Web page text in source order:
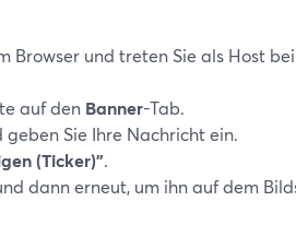
Browser und treten Sie als Host
auf den Banner-Tab.
geben Sie Ihre Nachricht ein.
(Ticker)”.
dann erneut, um ihn auf dem